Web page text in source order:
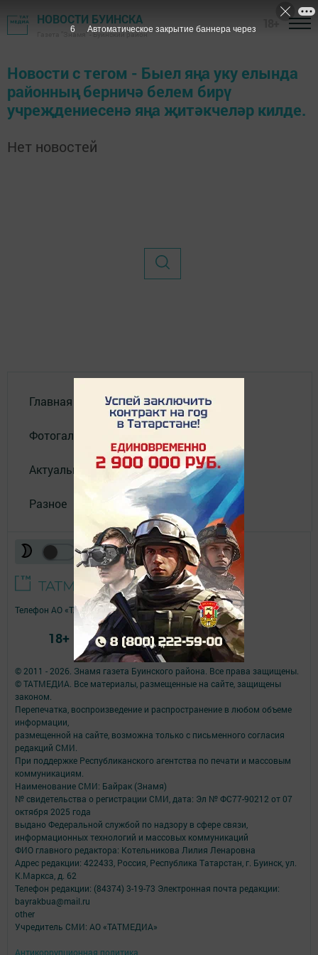
НОВОСТИ БУИНСКА
Газета "Знамя" - Буинский район
Новости с тегом - Быел яңа уку елында
районның берничә белем бирү
учреҗдениесенә яңа җитәкчеләр килде.
Нет новостей
Главная
Фотогалереи
Актуальное видео
Разное
© 2011 - 2026. Знамя газета Буинского района. Все права защищены.
© ТАТМЕДИА. Все материалы, размещенные на сайте, защищены
законом.
Перепечатка, воспроизведение и распространение в любом объеме
информации,
размещенной на сайте, возможна только с письменного согласия
редакций СМИ.
При поддержке Республиканского агентства по печати и массовым
коммуникациям.
Наименование СМИ: Байрак (Знамя)
№ свидетельства о регистрации СМИ, дата: Эл № ФС77-90212 от 07
октября 2025 года
выдано Федеральной службой по надзору в сфере связи,
информационных технологий и массовых коммуникаций
ФИО главного редактора: Котельникова Лилия Ленаровна
Адрес редакции: 422433, Россия, Республика Татарстан, г. Буинск, ул.
К.Маркса, д. 62
Телефон редакции: (84374) 3-19-73 Электронная почта редакции:
bayrakbua@mail.ru
other
Учредитель СМИ: АО «ТАТМЕДИА»
Антикоррупционная политика
Телефон АО «ТАТМЕДИА»:(843) 222 09 84
18+
6 Автоматическое закрытие баннера через